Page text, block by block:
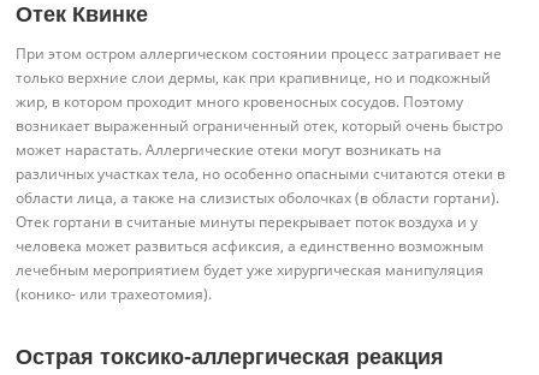
Отек Квинке
При этом остром аллергическом состоянии процесс затрагивает не
только верхние слои дермы, как при крапивнице, но и подкожный
жир, в котором проходит много кровеносных сосудов. Поэтому
возникает выраженный ограниченный отек, который очень быстро
может нарастать. Аллергические отеки могут возникать на
различных участках тела, но особенно опасными считаются отеки в
области лица, а также на слизистых оболочках (в области гортани).
Отек гортани в считаные минуты перекрывает поток воздуха и у
человека может развиться асфиксия, а единственно возможным
лечебным мероприятием будет уже хирургическая манипуляция
(конико- или трахеотомия).
Острая токсико-аллергическая реакция